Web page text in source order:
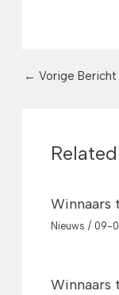
← Vorige Bericht
Winnaars
Nieuws / 09-
Winnaars